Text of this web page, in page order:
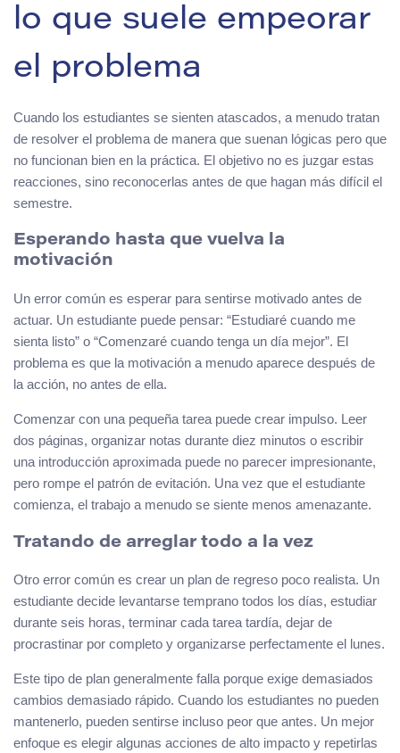
lo que suele empeorar
el problema
Cuando los estudiantes se sienten atascados, a menudo tratan
de resolver el problema de manera que suenan lógicas pero que
no funcionan bien en la práctica. El objetivo no es juzgar estas
reacciones, sino reconocerlas antes de que hagan más difícil el
semestre.
Esperando hasta que vuelva la
motivación
Un error común es esperar para sentirse motivado antes de
actuar. Un estudiante puede pensar: “Estudiaré cuando me
sienta listo” o “Comenzaré cuando tenga un día mejor”. El
problema es que la motivación a menudo aparece después de
la acción, no antes de ella.
Comenzar con una pequeña tarea puede crear impulso. Leer
dos páginas, organizar notas durante diez minutos o escribir
una introducción aproximada puede no parecer impresionante,
pero rompe el patrón de evitación. Una vez que el estudiante
comienza, el trabajo a menudo se siente menos amenazante.
Tratando de arreglar todo a la vez
Otro error común es crear un plan de regreso poco realista. Un
estudiante decide levantarse temprano todos los días, estudiar
durante seis horas, terminar cada tarea tardía, dejar de
procrastinar por completo y organizarse perfectamente el lunes.
Este tipo de plan generalmente falla porque exige demasiados
cambios demasiado rápido. Cuando los estudiantes no pueden
mantenerlo, pueden sentirse incluso peor que antes. Un mejor
enfoque es elegir algunas acciones de alto impacto y repetirlas